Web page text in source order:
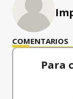
COMENTARIOS
Para